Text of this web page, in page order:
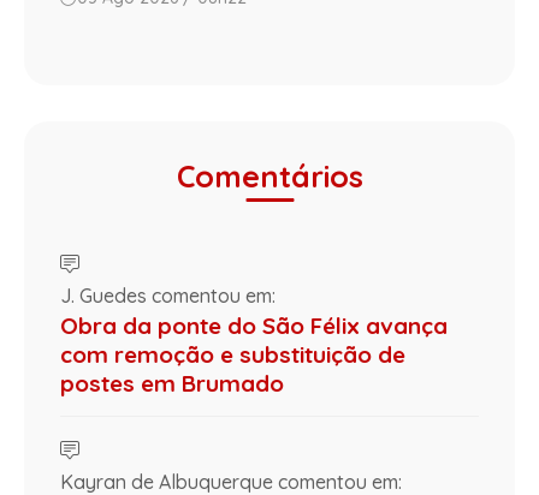
Comentários
J. Guedes comentou em:
Obra da ponte do São Félix avança
com remoção e substituição de
postes em Brumado
Kayran de Albuquerque comentou em: